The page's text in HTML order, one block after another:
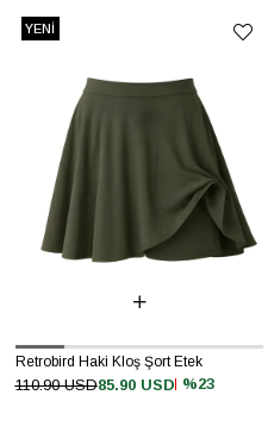
Retrobird Haki Kloş Şort Etek
%23
85.90 USD
110.90 USD
YENI